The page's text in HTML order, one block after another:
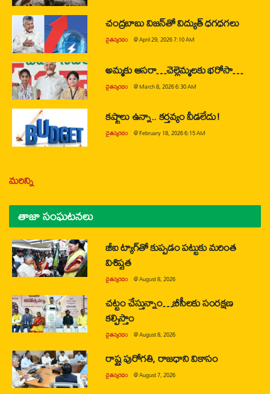
చంద్రబాబు విజన్‌తో విద్యుత్ ధగధగలు
చైతన్యరధం @April 29, 2026 7:10 AM
అమ్మకు ఆసరా…చెల్లెమ్మలకు భరోసా…
చైతన్యరధం @March 8, 2026 6:30 AM
కష్టాలు ఉన్నా.. కర్తవ్యం వీడలేదు!
చైతన్యరధం @February 18, 2026 6:15 AM
మరిన్ని
తాజా సంఘటనలు
జీఐ ట్యాగ్‌తో కుప్పడం పట్టుకు మరింత
విశిష్టత
చైతన్యరధం @August 8, 2026
చట్టం చేస్తున్నాం…బీసీలకు సంరక్షణ
కల్పిస్తాం
చైతన్యరధం @August 8, 2026
రాష్ట్ర పురోగతి, రాజధాని వికాసం
చైతన్యరధం @August 7, 2026